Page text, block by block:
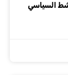
السياسي